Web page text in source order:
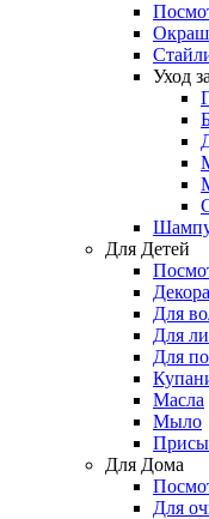
Уход
Для Детей
Для
Для
Для
Масла
Мыло
Для Дома
Для